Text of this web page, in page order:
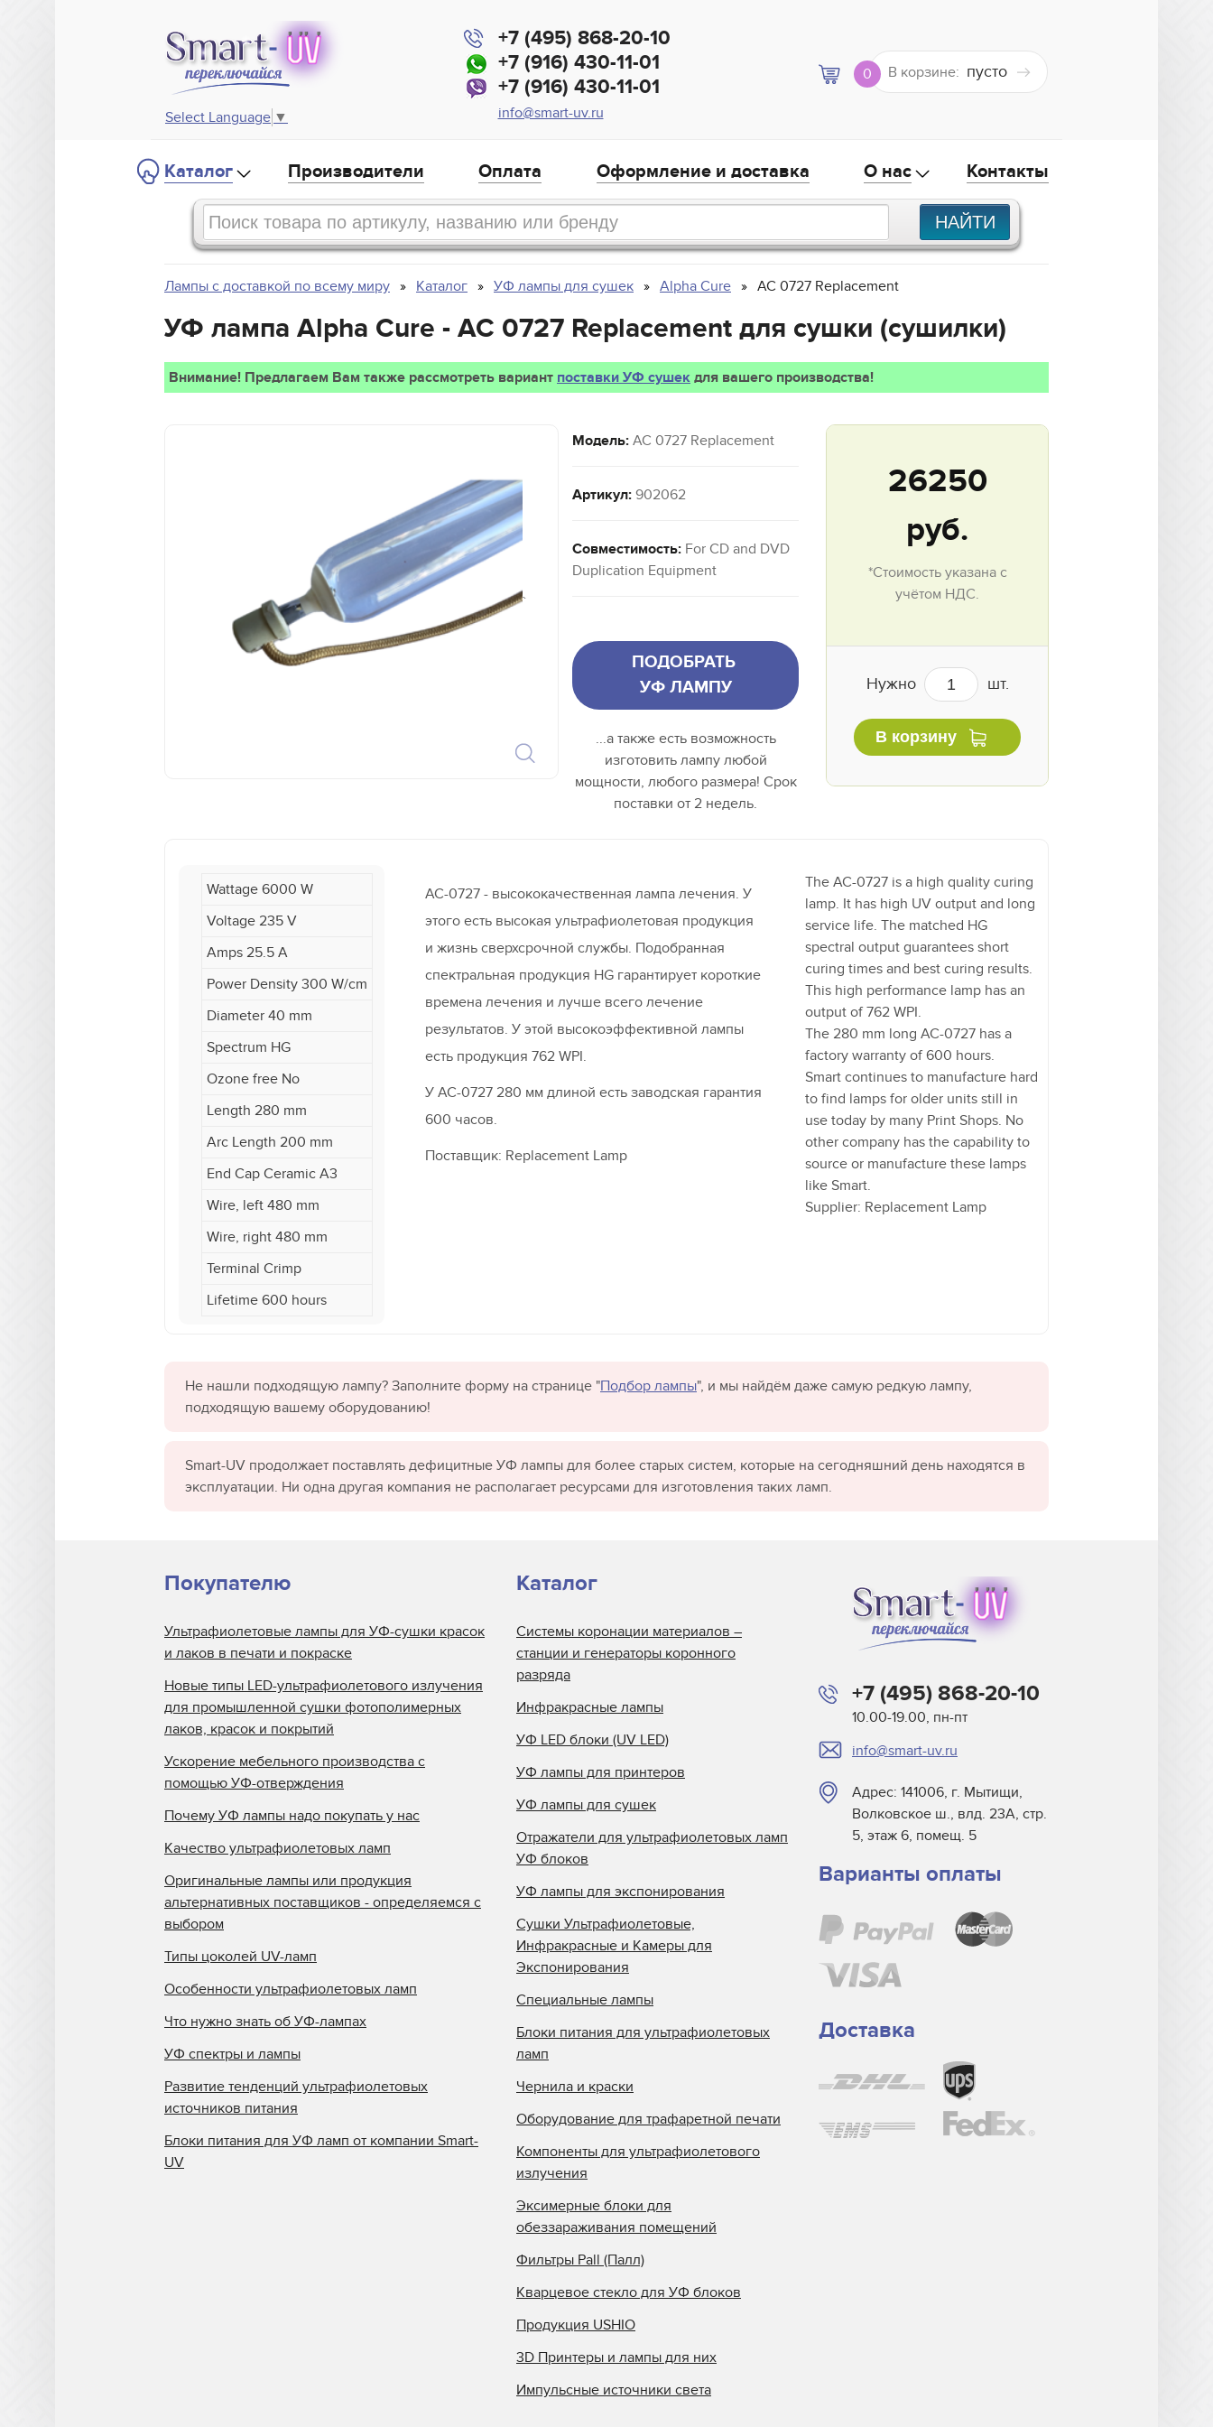
Select Language ▼
+7 (495) 868-20-10
+7 (916) 430-11-01
+7 (916) 430-11-01
info@smart-uv.ru
0 В корзине: пусто
Каталог Производители Оплата Оформление и доставка О нас Контакты
Лампы с доставкой по всему миру Каталог УФ лампы для сушек Alpha Cure AC 0727 Replacement
УФ лампа Alpha Cure - AC 0727 Replacement для сушки (сушилки)
Внимание! Предлагаем Вам также рассмотреть вариант поставки УФ сушек для вашего производства!
`
Модель: AC 0727 Replacement
Артикул: 902062
Совместимость: For CD and DVD
Duplication Equipment
ПОДОБРАТЬ
УФ ЛАМПУ
...а также есть возможность
изготовить лампу любой
мощности, любого размера! Срок
поставки от 2 недель.
26250
руб.
*Стоимость указана с
учётом НДС.
Нужно шт.
В корзину
Wattage 6000 W
Voltage 235 V
Amps 25.5 A
Power Density 300 W/cm
Diameter 40 mm
Spectrum HG
Ozone free No
Length 280 mm
Arc Length 200 mm
End Cap Ceramic A3
Wire, left 480 mm
Wire, right 480 mm
Terminal Crimp
Lifetime 600 hours
AC-0727 - высококачественная лампа лечения. У
этого есть высокая ультрафиолетовая продукция
и жизнь сверхсрочной службы. Подобранная
спектральная продукция HG гарантирует короткие
времена лечения и лучше всего лечение
результатов. У этой высокоэффективной лампы
есть продукция 762 WPI.
У AC-0727 280 мм длиной есть заводская гарантия
600 часов.
Поставщик: Replacement Lamp
The AC-0727 is a high quality curing
lamp. It has high UV output and long
service life. The matched HG
spectral output guarantees short
curing times and best curing results.
This high performance lamp has an
output of 762 WPI.
The 280 mm long AC-0727 has a
factory warranty of 600 hours.
Smart continues to manufacture hard
to find lamps for older units still in
use today by many Print Shops. No
other company has the capability to
source or manufacture these lamps
like Smart.
Supplier: Replacement Lamp
Не нашли подходящую лампу? Заполните форму на странице "Подбор лампы", и мы найдём даже самую редкую лампу,
подходящую вашему оборудованию!
Smart-UV продолжает поставлять дефицитные УФ лампы для более старых систем, которые на сегодняшний день находятся в
эксплуатации. Ни одна другая компания не располагает ресурсами для изготовления таких ламп.
+7 (495) 868-20-10
10.00-19.00, пн-пт
info@smart-uv.ru
Адрес: 141006, г. Мытищи,
Волковское ш., влд. 23А, стр.
5, этаж 6, помещ. 5
Варианты оплаты
Доставка
Покупателю
Ультрафиолетовые лампы для УФ-сушки красок
и лаков в печати и покраске
Новые типы LED-ультрафиолетового излучения
для промышленной сушки фотополимерных
лаков, красок и покрытий
Ускорение мебельного производства с
помощью УФ-отверждения
Почему УФ лампы надо покупать у нас
Качество ультрафиолетовых ламп
Оригинальные лампы или продукция
альтернативных поставщиков - определяемся с
выбором
Типы цоколей UV-ламп
Особенности ультрафиолетовых ламп
Что нужно знать об УФ-лампах
УФ спектры и лампы
Развитие тенденций ультрафиолетовых
источников питания
Блоки питания для УФ ламп от компании Smart-
UV
Каталог
Системы коронации материалов –
станции и генераторы коронного
разряда
Инфракрасные лампы
УФ LED блоки (UV LED)
УФ лампы для принтеров
УФ лампы для сушек
Отражатели для ультрафиолетовых ламп
УФ блоков
УФ лампы для экспонирования
Сушки Ультрафиолетовые,
Инфракрасные и Камеры для
Экспонирования
Специальные лампы
Блоки питания для ультрафиолетовых
ламп
Чернила и краски
Оборудование для трафаретной печати
Компоненты для ультрафиолетового
излучения
Эксимерные блоки для
обеззараживания помещений
Фильтры Pall (Палл)
Кварцевое стекло для УФ блоков
Продукция USHIO
3D Принтеры и лампы для них
Импульсные источники света